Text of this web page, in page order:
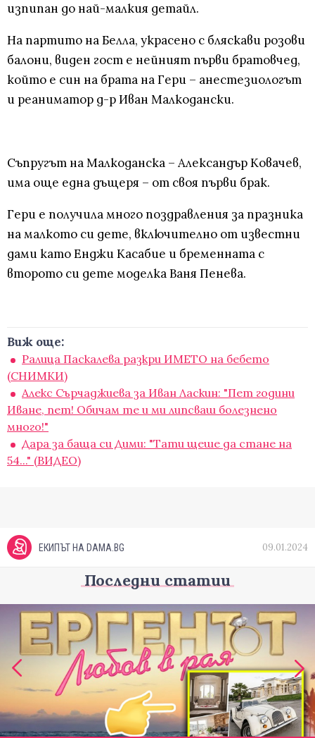
изпипан до най-малкия детайл.
На партито на Белла, украсено с бляскави розови
балони, виден гост е нейният първи братовчед,
който е син на брата на Гери – анестезиологът
и реаниматор д-р Иван Малкодански.
Съпругът на Малкоданска – Александър Ковачев,
има още една дъщеря – от своя първи брак.
Гери е получила много поздравления за празника
на малкото си дете, включително от известни
дами като Енджи Касабие и бременната с
второто си дете моделка Ваня Пенева.
Виж още:
Ралица Паскалева разкри ИМЕТО на бебето
(СНИМКИ)
Алекс Сърчаджиева за Иван Ласкин: "Пет години
Иване, пет! Обичам те и ми липсваш болезнено
много!"
Дара за баща си Дими: "Тати щеше да стане на
54..." (ВИДЕО)
ЕКИПЪТ НА DAMA.BG 09.01.2024
Последни статии